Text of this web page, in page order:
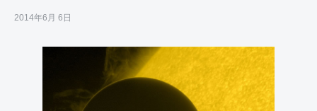
2014年6月 6日